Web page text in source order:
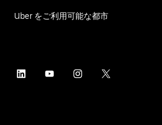
Uber をご利用可能な都市